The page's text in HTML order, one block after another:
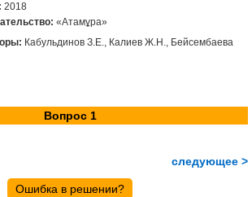
2018
«Атамұра»
Кабульдинов З.Е., Калиев Ж.Н., Бейсембаева
Вопрос 1
следующее >
Ошибка в решении?